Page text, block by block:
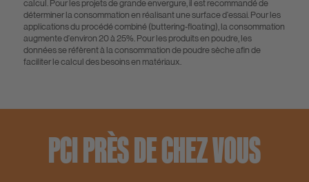
calcul. Pour les projets de grande envergure, il est recommandé de
déterminer la consommation en réalisant une surface d'essai. Pour les
applications du procédé combiné (buttering-floating), la consommation
augmente d'environ 20 à 25%. Pour les produits en poudre, les
données se réfèrent à la consommation de poudre sèche afin de
faciliter le calcul des besoins en matériaux.
PCI PRÈS DE CHEZ VOUS